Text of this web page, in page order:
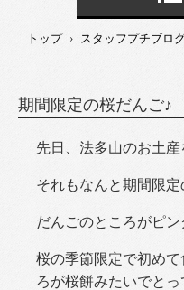
トップ › スタッフプチブロ
期間限定の桜だんご♪
先日、法多山のお土
それもなんと期間限定
だんごのところがピ
桜の季節限定で初め
ろが桜餅みたいでと